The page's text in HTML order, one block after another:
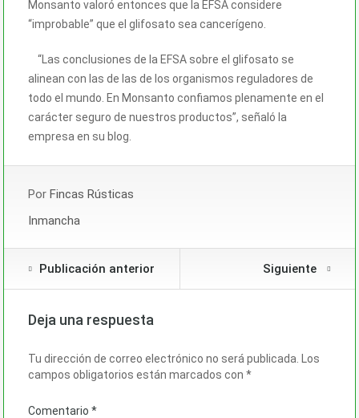
Monsanto valoró entonces que la EFSA considere
“improbable” que el glifosato sea cancerígeno.
“Las conclusiones de la EFSA sobre el glifosato se
alinean con las de las de los organismos reguladores de
todo el mundo. En Monsanto confiamos plenamente en el
carácter seguro de nuestros productos”, señaló la
empresa en su blog.
Por Fincas Rústicas
Inmancha
Publicación anterior Siguiente
Deja una respuesta
Tu dirección de correo electrónico no será publicada. Los
campos obligatorios están marcados con *
Comentario *